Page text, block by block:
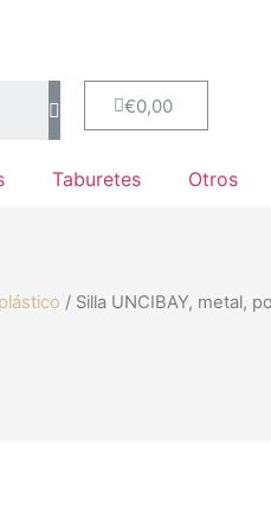
€0,00
Taburetes Otros
/ Silla UNCIBAY, metal,